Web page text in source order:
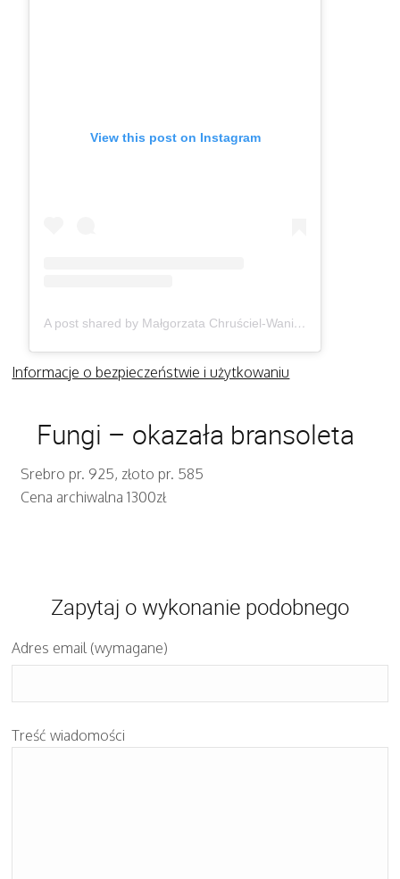
View this post on Instagram
A post shared by Małgorzata Chruściel-Waniek (@gosiawaniek)
Informacje o bezpieczeństwie i użytkowaniu
Fungi – okazała bransoleta
Srebro pr. 925, złoto pr. 585
Cena archiwalna 1300zł
Zapytaj o wykonanie podobnego
Adres email (wymagane)
Treść wiadomości